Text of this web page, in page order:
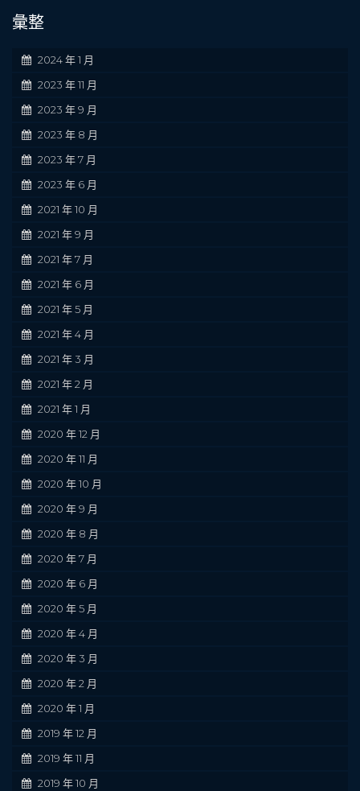
彙整
2024 年 1 月
2023 年 11 月
2023 年 9 月
2023 年 8 月
2023 年 7 月
2023 年 6 月
2021 年 10 月
2021 年 9 月
2021 年 7 月
2021 年 6 月
2021 年 5 月
2021 年 4 月
2021 年 3 月
2021 年 2 月
2021 年 1 月
2020 年 12 月
2020 年 11 月
2020 年 10 月
2020 年 9 月
2020 年 8 月
2020 年 7 月
2020 年 6 月
2020 年 5 月
2020 年 4 月
2020 年 3 月
2020 年 2 月
2020 年 1 月
2019 年 12 月
2019 年 11 月
2019 年 10 月